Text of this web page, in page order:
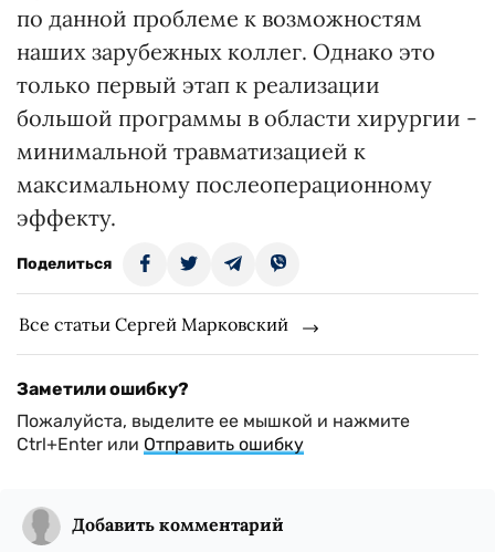
по данной проблеме к возможностям
наших зарубежных коллег. Однако это
только первый этап к реализации
большой программы в области хирургии -
минимальной травматизацией к
максимальному послеоперационному
эффекту.
Поделиться
Все статьи Сергей Марковский
Заметили ошибку?
Пожалуйста, выделите ее мышкой и нажмите
Ctrl+Enter или Отправить ошибку
Добавить комментарий